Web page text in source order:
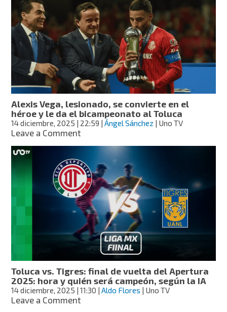
lista
de
ganadores
a
lo
mejor
del
futbol
en
2025
Alexis Vega, lesionado, se convierte en el
héroe y le da el bicampeonato al Toluca
14 diciembre, 2025 | 22:59 |Ángel Sánchez | Uno TV
Leave a Commenton
lesionado,
se
convierte
en
el
héroe
y
le
da
bicampeonato
al
Toluca
Toluca vs. Tigres: final de vuelta del Apertura
2025: hora y quién será campeón, según la IA
14 diciembre, 2025 | 11:30 |Aldo Flores | Uno TV
Leave a Commenton